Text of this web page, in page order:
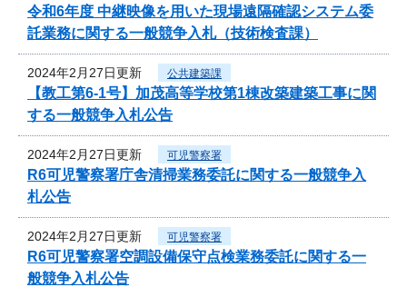
令和6年度 中継映像を用いた現場遠隔確認システム委
託業務に関する一般競争入札（技術検査課）
2024年2月27日更新 公共建築課
【教工第6-1号】加茂高等学校第1棟改築建築工事に関
する一般競争入札公告
2024年2月27日更新 可児警察署
R6可児警察署庁舎清掃業務委託に関する一般競争入
札公告
2024年2月27日更新 可児警察署
R6可児警察署空調設備保守点検業務委託に関する一
般競争入札公告